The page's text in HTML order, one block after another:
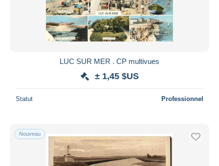
Appliquer
LUC SUR MER . CP multivues
± 1,45 $US
Statut Professionnel
Nouveau